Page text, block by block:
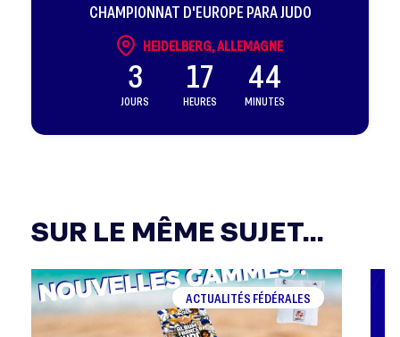
CHAMPIONNAT D'EUROPE PARA JUDO
HEIDELBERG, ALLEMAGNE
3
JOURS
17
HEURES
44
MINUTES
SUR LE MÊME SUJET...
ACTUALITÉS FÉDÉRALES